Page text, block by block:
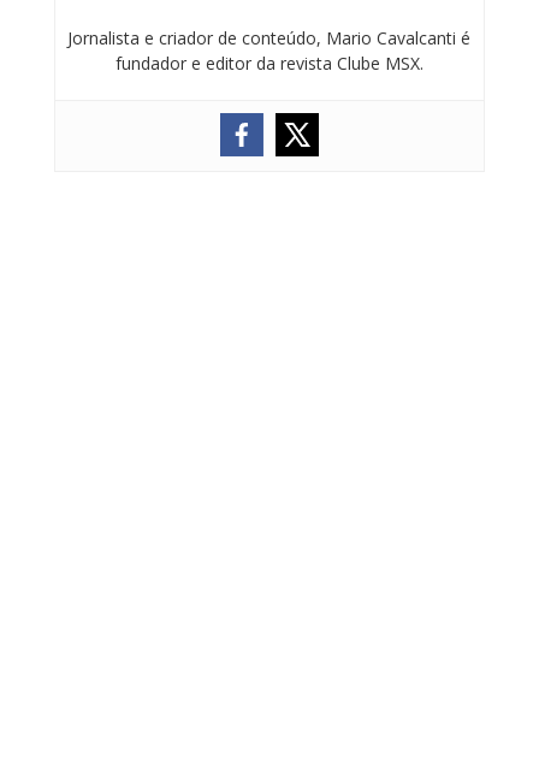
Jornalista e criador de conteúdo, Mario Cavalcanti é
fundador e editor da revista Clube MSX.